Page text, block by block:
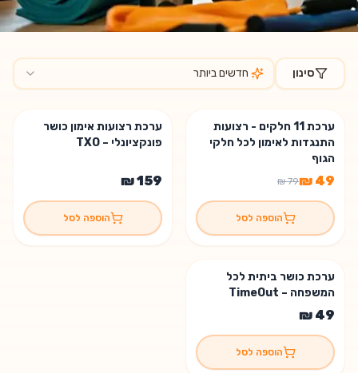
סינון חדשים ביותר
38% הנחה
ערכת 11 חלקים - רצועות
התנגדות לאימון לכל חלקי
הגוף
הוספה לסל
ערכת רצועות אימון כושר
פונקציונלי – TXO
הוספה לסל
ערכת כושר ביתית לכל
המשפחה – TimeOut
הוספה לסל